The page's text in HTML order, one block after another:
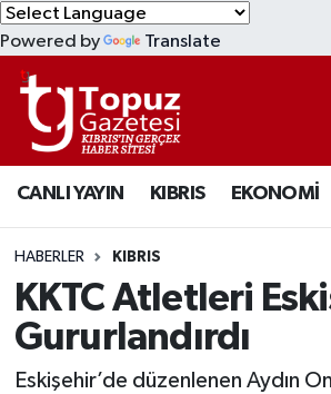
Powered by Translate
CANLI YAYIN KIBRIS EKONOMİ
HABERLER KIBRIS
KKTC Atletleri
Gururlandırdı
Eskişehir’de düzenlenen Aydın
KIBRIS
DÜNYA
EKONOMİ
MAGAZİN
SAĞLIK
SPOR
Lefkoşa Nöbetçi Eczaneler
Lefkoşa Hava Durumu
Lefkoşa Trafik Yoğunluk
Süper Lig Puan Durumu ve
Tüm Manşetler
Son Dakika Haberleri